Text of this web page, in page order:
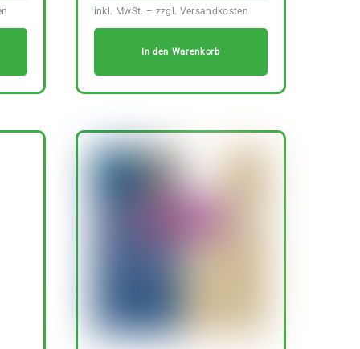
In den Warenkorb